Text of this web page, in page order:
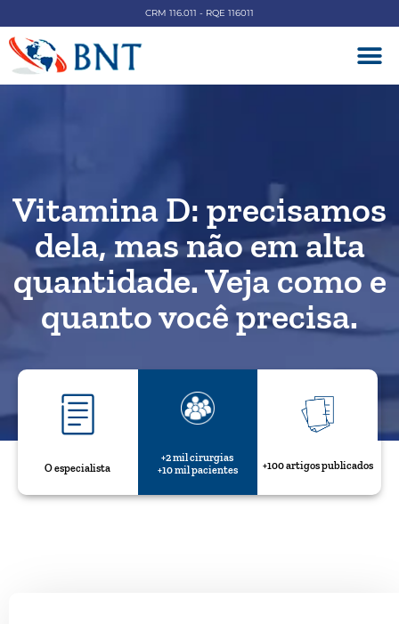
CRM 116.011 - RQE 116011
Vitamina D: precisamos
dela, mas não em alta
quantidade. Veja como e
quanto você precisa.
O especialista
+2 mil cirurgias
+10 mil pacientes
+100 artigos publicados